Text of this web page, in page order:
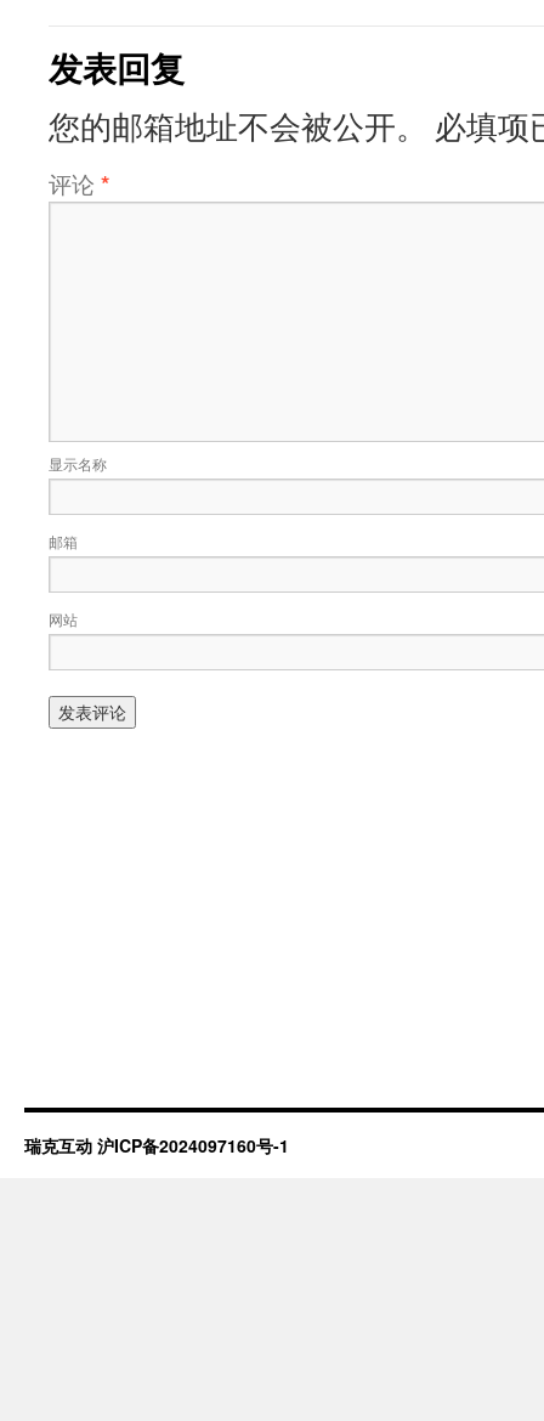
发表回复
您的邮箱地址不会被公开。 必填项
评论 *
显示名称
邮箱
网站
瑞克互动 沪ICP备2024097160号-1